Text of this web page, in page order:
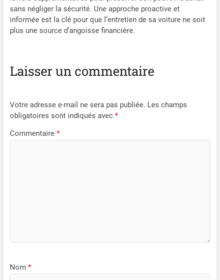
sans négliger la sécurité. Une approche proactive et
informée est la clé pour que l’entretien de sa voiture ne soit
plus une source d’angoisse financière.
Laisser un commentaire
Votre adresse e-mail ne sera pas publiée. Les champs
obligatoires sont indiqués avec *
Commentaire *
Nom *